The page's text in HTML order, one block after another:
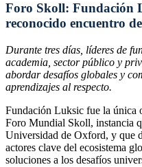
Foro Skoll: Fundación
reconocido encuentro
Durante tres días, líderes de
academia, sector público y
abordar desafíos globales y
aprendizajes al respecto.
Fundación Luksic fue la única
Foro Mundial Skoll, instancia
Universidad de Oxford, y que
actores clave del ecosistema
soluciones a los desafíos